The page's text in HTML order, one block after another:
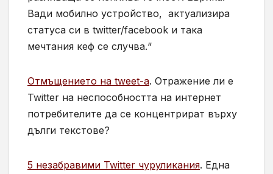
Вади мобилно устройство, актуализира
статуса си в twitter/facebook и така
мечтания кеф се случва.“
Отмъщението на tweet-а. Отражение ли е
Twitter на неспособността на интернет
потребителите да се концентрират върху
дълги текстове?
5 незабравими Twitter чуруликания. Една